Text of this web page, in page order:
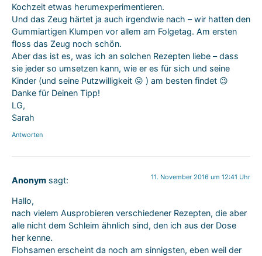
Kochzeit etwas herumexperimentieren.
Und das Zeug härtet ja auch irgendwie nach – wir hatten den
Gummiartigen Klumpen vor allem am Folgetag. Am ersten
floss das Zeug noch schön.
Aber das ist es, was ich an solchen Rezepten liebe – dass
sie jeder so umsetzen kann, wie er es für sich und seine
Kinder (und seine Putzwilligkeit 😛 ) am besten findet 😉
Danke für Deinen Tipp!
LG,
Sarah
Antworten
Anonym sagt: 11. November 2016 um 12:41 Uhr
Hallo,
nach vielem Ausprobieren verschiedener Rezepten, die aber
alle nicht dem Schleim ähnlich sind, den ich aus der Dose
her kenne.
Flohsamen erscheint da noch am sinnigsten, eben weil der